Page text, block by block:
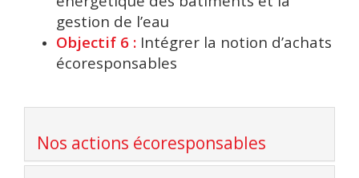
gestion de l’eau
Objectif 6 : Intégrer la notion d’achats
écoresponsables
Nos actions écoresponsables